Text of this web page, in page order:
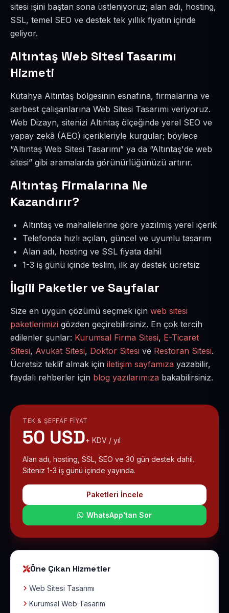
sitesi işini baştan sona üstleniyoruz; alan adı, hosting,
SSL, temel SEO ve destek tek yıllık fiyatın içinde
geliyor.
Altıntaş Web Sitesi Tasarımı
Hizmeti
Kütahya Altıntaş bölgesinin esnafına, firmalarına ve
serbest çalışanlarına Web Sitesi Tasarımı veriyoruz.
Web Dizayn, sitenizi Altıntaş ölçeğinde yerel SEO ve
yapay zekâ (AEO) içerikleriyle kurgular; böylece
“Altıntaş Web Sitesi Tasarımı” ya da “Altıntaş'de web
sitesi” gibi aramalarda görünürlüğünüzü artırır.
Altıntaş Firmalarına Ne
Kazandırır?
Altıntaş ve mahallelerine göre yazılmış yerel içerik
Telefonda hızlı açılan, güncel ve uyumlu tasarım
Alan adı, hosting ve SSL fiyata dahil
1-3 iş günü içinde teslim, ilk ay destek ücretsiz
İlgili Paketler ve Sayfalar
Size en uygun çözümü seçmek için web sitesi
paketlerimizi gözden geçirebilirsiniz. En çok tercih
edilenler şunlar: Kurumsal Firma Sitesi, E-Ticaret
Sitesi, Avukat Sitesi, Doktor Sitesi ve Restoran Sitesi.
Ücretsiz teklif almak için iletişim sayfamıza yazabilir,
faydalı rehberler için blog yazılarımıza bakabilirsiniz.
TEK & ŞEFFAF FIYAT
50 USD+ KDV / yıl
Alan adı, hosting, SSL, SEO ve 30 gün destek dahil.
Siteniz 1-3 iş günü içinde yayında.
Paketleri İncele
WhatsApp'tan Sor
Öne Çıkan Hizmetler
Web Sitesi Tasarımı
Kurumsal Web Tasarım